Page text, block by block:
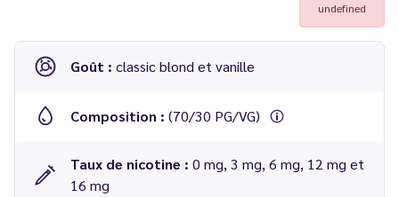
undefined
Goût : classic blond et vanille
Composition : (70/30 PG/VG)
Taux de nicotine : 0 mg, 3 mg, 6 mg, 12 mg et
16 mg